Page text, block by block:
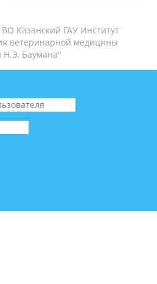
Казанский ГАУ Институт
ветеринарной медицины
Н.Э. Баумана"